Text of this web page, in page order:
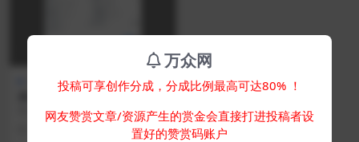
其他源码
冰心网络验证系统源码V3.1免
授权全解密版 带易语言例子
简介： 冰心网络验证系统源码V3.1
免授权全解密版 带易语言例子 支持
1
万众网
投稿可享创作分成，分成比例最高可达80% ！
网友赞赏文章/资源产生的赏金会直接打进投稿者设
置好的赞赏码账户